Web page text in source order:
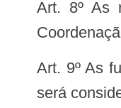
Art. 8º As reuniões ordinárias e extraordinárias serão realizadas em Brasília ou em local a ser definido por decisão da
Art. 9º As funções desempenhadas no âmbito da Comissão de que trata esta Portaria não serão remuneradas e seu exercício
será